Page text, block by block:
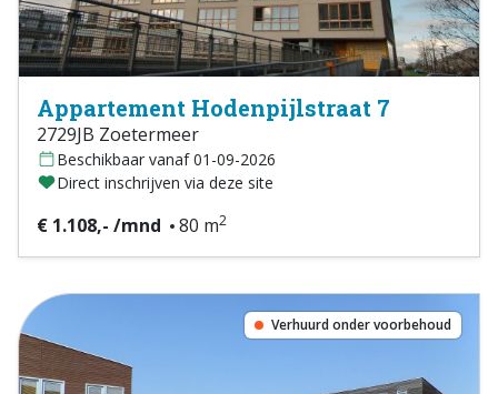
Appartement Hodenpijlstraat 7
2729JB Zoetermeer
Beschikbaar vanaf 01-09-2026
Direct inschrijven via deze site
€ 1.108,- /mnd 80 m2
Verhuurd onder voorbehoud